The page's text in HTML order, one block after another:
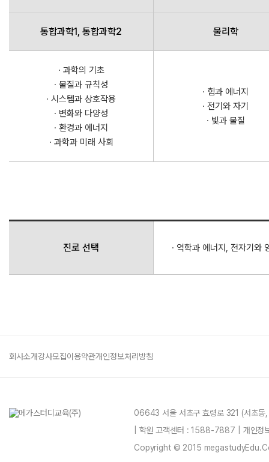
통합과학1, 통합과학2 물리학
· 과학의 기초
· 물질과 규칙성
· 시스템과 상호작용
· 변화와 다양성
· 환경과 에너지
· 과학과 미래 사회
· 힘과 에너지
· 전기와 자기
· 빛과 물질
진로 선택 · 역학과 에너지, 전자기와
회사소개강사모집이용약관개인정보처리방침
06643 서울 서초구 효령로 321 (서초
| 학원 고객센터 : 1588-7887 | 개인
Copyright © 2015